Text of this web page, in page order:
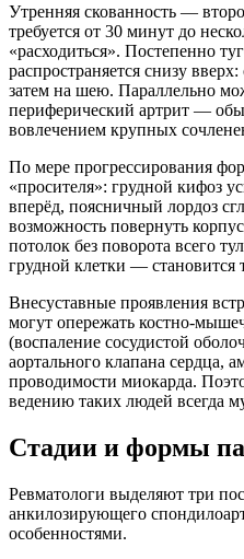
Утренняя скованность —
требуется от 30 минут до
«расходиться». Постепенно
распространяется снизу
затем на шею. Параллельно
периферический артрит —
вовлечением крупных
По мере прогрессирования
«просителя»: грудной кифоз
вперёд, поясничный лордоз
возможность повернуть
потолок без поворота всего
грудной клетки — становится
Внесуставные проявления
могут опережать костно-
(воспаление сосудистой
аортального клапана сердца,
проводимости миокарда.
ведению таких людей всегда
Стадии и формы
Ревматологи выделяют три
анкилозирующего
особенностями.